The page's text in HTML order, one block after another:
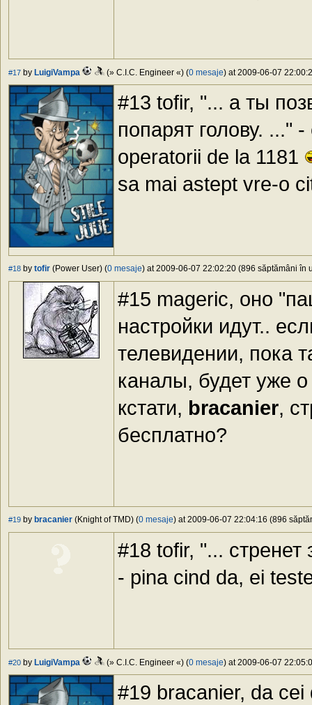
#17 by LuigiVampa (» C.I.C. Engineer «) (0 mesaje) at 2009-06-07
#13 tofir, "... а ты
попарят голову. ..."
operatorii de la 1181
sa mai astept vre-o
#18 by tofir (Power User) (0 mesaje) at 2009-06-07 22:02:20 (896 săptămâni în
#15 mageric, оно
настройки идут..
телевидении, пока
каналы, будет уже
кстати, bracanier,
бесплатно?
#19 by bracanier (Knight of TMD) (0 mesaje) at 2009-06-07 22:04:16 (896
#18 tofir, "...
- pina cind da, ei
#20 by LuigiVampa (» C.I.C. Engineer «) (0 mesaje) at 2009-06-07
#19 bracanier, da